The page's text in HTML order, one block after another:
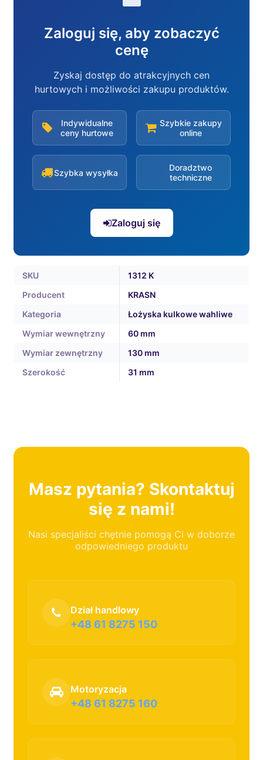
Zaloguj się, aby zobaczyć
cenę
Zyskaj dostęp do atrakcyjnych cen
hurtowych i możliwości zakupu produktów.
Indywidualne
ceny hurtowe
Szybkie zakupy
online
Szybka wysyłka
Doradztwo
techniczne
Zaloguj się
SKU
1312 K
Producent
KRASN
Kategoria
Łożyska kulkowe wahliwe
Wymiar wewnętrzny
60 mm
Wymiar zewnętrzny
130 mm
Szerokość
31 mm
Masz pytania? Skontaktuj
się z nami!
Nasi specjaliści chętnie pomogą Ci w doborze
odpowiedniego produktu
Dział handlowy
+48 61 8275 150
Motoryzacja
+48 61 8275 160